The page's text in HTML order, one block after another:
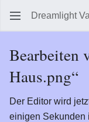
Dreamlight
Bearbeiten
Haus.png“
Der Editor wird
einigen Sekunden